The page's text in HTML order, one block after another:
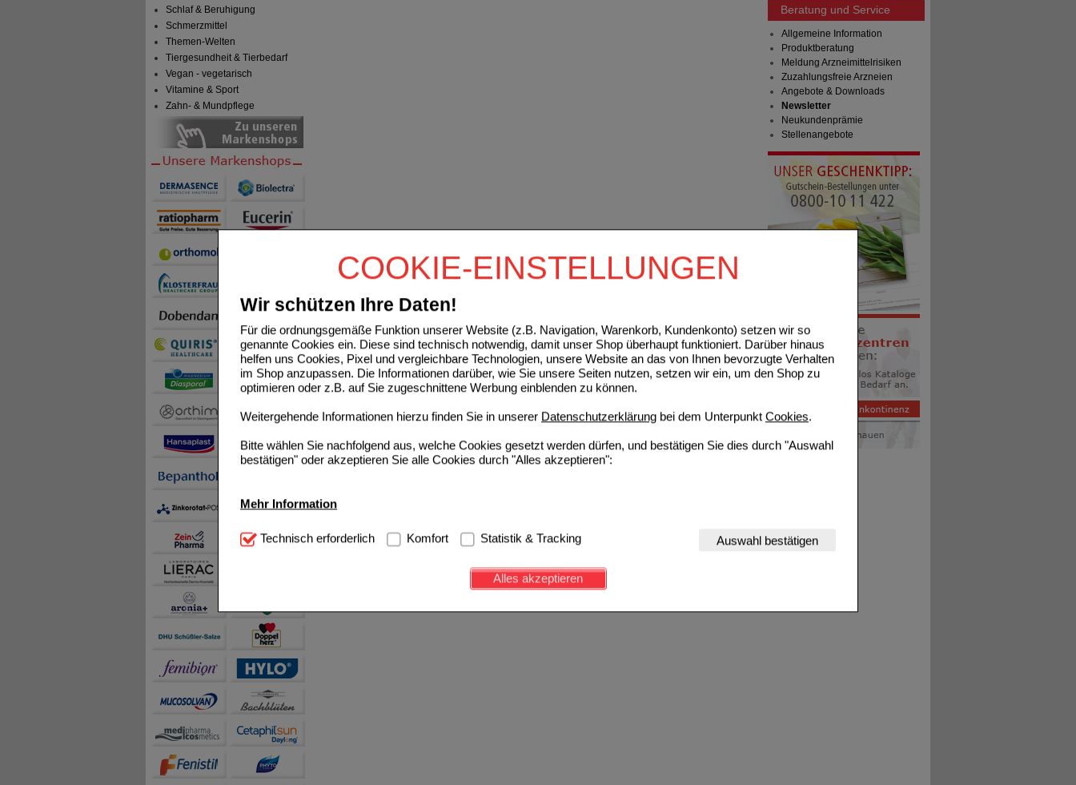
COOKIE-EINSTELLUNGEN
Wir schützen Ihre Daten!
Für die ordnungsgemäße Funktion unserer Website (z.B. Navigation, Warenkorb, Kundenkonto) setzen wir so
genannte Cookies ein. Diese sind technisch notwendig, damit unser Shop überhaupt funktioniert. Darüber hinaus
helfen uns Cookies, Pixel und vergleichbare Technologien, unsere Website an das von Ihnen bevorzugte Verhalten
im Shop anzupassen. Die Informationen darüber, wie Sie unsere Seiten nutzen, setzen wir ein, um den Shop zu
optimieren oder z.B. auf Sie zugeschnittene Werbung einblenden zu können.
Weitergehende Informationen hierzu finden Sie in unserer Datenschutzerklärung bei dem Unterpunkt Cookies.
Bitte wählen Sie nachfolgend aus, welche Cookies gesetzt werden dürfen, und bestätigen Sie dies durch "Auswahl
bestätigen" oder akzeptieren Sie alle Cookies durch "Alles akzeptieren":
Mehr Information
Technisch Notwendig: Hierbei handelt es sich um Cookies, die für die Grundfunktionen unserer Website
notwendig sind (z.B. Navigation, Warenkorb, Kundenkonto), weshalb auf diese nicht verzichtet werden kann.
Diese Cookies werden genutzt um das Einkaufserlebnis noch ansprechender zu gestalten,
beispielsweise für die Wiedererkennung des Besuchers oder unsere Seite an bevorzugte Verhaltensweisen (z.B.
Inhalte anzuzeigen und unser Partnerprogramm zu betreiben.
Statistik & Tracking:
sammeln, mit deren Hilfe wir unsere Website weiter für Sie optimieren können, den Inhalt auf unserer Website aber
auch die Werbung auf Drittseiten möglichst relevant für Sie zu gestalten. Bitte beachten Sie, dass Daten hierfür
teilweise an Dritte wie z.B. Google oder soziale Medien übertragen werden.
Technisch erforderlich Komfort Statistik & Tracking Auswahl bestätigen
Alles akzeptieren
Schlaf & Beruhigung
Schmerzmittel
Themen-Welten
Tiergesundheit & Tierbedarf
Vegan - vegetarisch
Vitamine & Sport
Zahn- & Mundpflege
Beratung und Service
Allgemeine Information
Produktberatung
Meldung Arzneimittelrisiken
Zuzahlungsfreie Arzneien
Angebote & Downloads
Newsletter
Neukundenprämie
Stellenangebote